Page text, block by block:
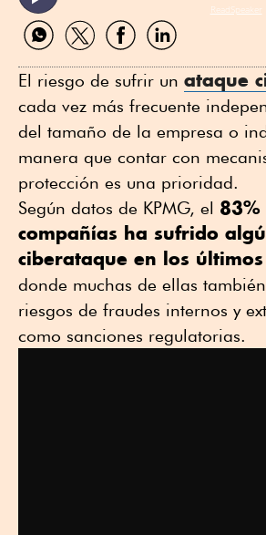
ReadSpeaker
Compartir
por
Compartir
por
Compartir
por
Compartir
por
El riesgo de sufrir un ataque
cada vez más frecuente
del tamaño de la empresa o
manera que contar con
protección es una prioridad.
Según datos de KPMG, el
compañías ha sufrido
ciberataque en los
donde muchas de ellas
riesgos de fraudes internos y
como sanciones regulatorias.